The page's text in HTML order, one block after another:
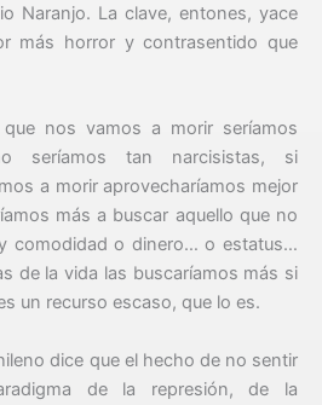
Naranjo. La clave, entones, yace
más horror y contrasentido que
nos vamos a morir seríamos
seríamos tan narcisistas, si
a morir aprovecharíamos mejor
más a buscar aquello que no
comodidad o dinero… o estatus…
de la vida las buscaríamos más si
un recurso escaso, que lo es.
dice que el hecho de no sentir
de la represión, de la